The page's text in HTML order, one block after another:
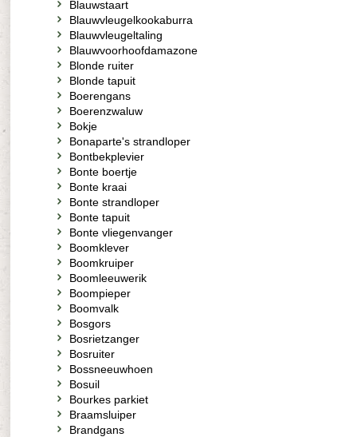
Blauwstaart
Blauwvleugelkookaburra
Blauwvleugeltaling
Blauwvoorhoofdamazone
Blonde ruiter
Blonde tapuit
Boerengans
Boerenzwaluw
Bokje
Bonaparte's strandloper
Bontbekplevier
Bonte boertje
Bonte kraai
Bonte strandloper
Bonte tapuit
Bonte vliegenvanger
Boomklever
Boomkruiper
Boomleeuwerik
Boompieper
Boomvalk
Bosgors
Bosrietzanger
Bosruiter
Bossneeuwhoen
Bosuil
Bourkes parkiet
Braamsluiper
Brandgans